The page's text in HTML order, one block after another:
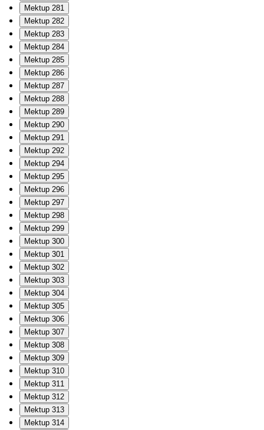
Mektup 281
Mektup 282
Mektup 283
Mektup 284
Mektup 285
Mektup 286
Mektup 287
Mektup 288
Mektup 289
Mektup 290
Mektup 291
Mektup 292
Mektup 294
Mektup 295
Mektup 296
Mektup 297
Mektup 298
Mektup 299
Mektup 300
Mektup 301
Mektup 302
Mektup 303
Mektup 304
Mektup 305
Mektup 306
Mektup 307
Mektup 308
Mektup 309
Mektup 310
Mektup 311
Mektup 312
Mektup 313
Mektup 314